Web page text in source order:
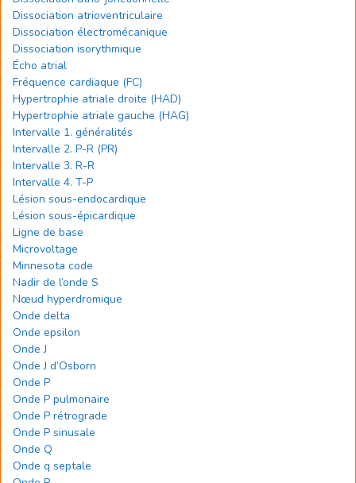
Dissociation atrioventriculaire
Dissociation électromécanique
Dissociation isorythmique
Écho atrial
Fréquence cardiaque (FC)
Hypertrophie atriale droite (HAD)
Hypertrophie atriale gauche (HAG)
Intervalle 1. généralités
Intervalle 2. P-R (PR)
Intervalle 3. R-R
Intervalle 4. T-P
Lésion sous-endocardique
Lésion sous-épicardique
Ligne de base
Microvoltage
Minnesota code
Nadir de l’onde S
Nœud hyperdromique
Onde delta
Onde epsilon
Onde J
Onde J d’Osborn
Onde P
Onde P pulmonaire
Onde P rétrograde
Onde P sinusale
Onde Q
Onde q septale